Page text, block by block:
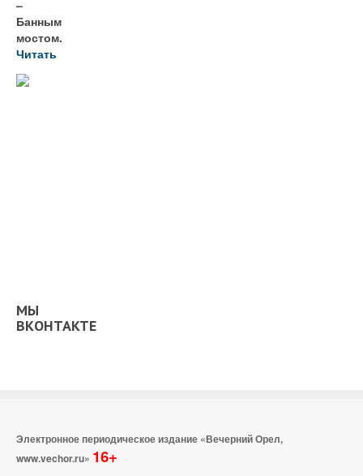
–
Банным
мостом.
Читать
МЫ
ВКОНТАКТЕ
Электронное периодическое издание «Вечерний Орел,
www.vechor.ru» 16+